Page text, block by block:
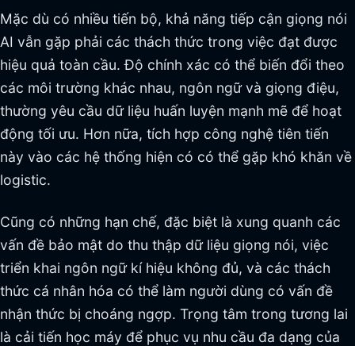
Mặc dù có nhiều tiến bộ, khả năng tiếp cận giọng nói
AI vẫn gặp phải các thách thức trong việc đạt được
hiệu quả toàn cầu. Độ chính xác có thể biến đổi theo
các môi trường khác nhau, ngôn ngữ và giọng điệu,
thường yêu cầu dữ liệu huấn luyện mạnh mẽ để hoạt
động tối ưu. Hơn nữa, tích hợp công nghệ tiên tiến
này vào các hệ thống hiện có có thể gặp khó khăn về
logistic.
Cũng có những hạn chế, đặc biệt là xung quanh các
vấn đề bảo mật do thu thập dữ liệu giọng nói, việc
triển khai ngôn ngữ kí hiệu không đủ, và các thách
thức cá nhân hóa có thể làm người dùng có vấn đề
nhận thức bị choáng ngợp. Trọng tâm trong tương lai
là cải tiến học máy để phục vụ nhu cầu đa dạng của